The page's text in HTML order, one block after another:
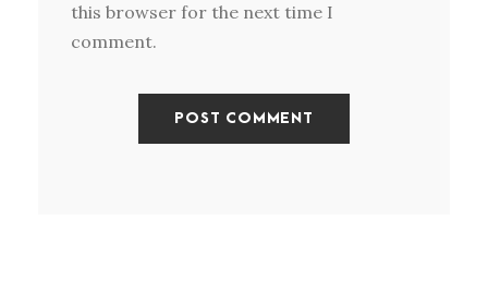
this browser for the next time I
comment.